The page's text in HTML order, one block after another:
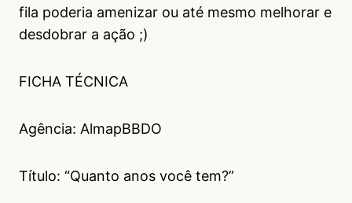
fila poderia amenizar ou até mesmo melhorar e
desdobrar a ação ;)
FICHA TÉCNICA
Agência: AlmapBBDO
Título: “Quanto anos você tem?”